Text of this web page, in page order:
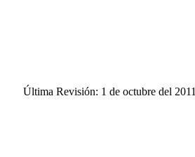
Última Revisión: 1 de octubre del 2011